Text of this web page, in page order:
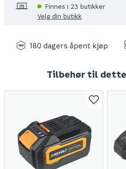
Finnes i 23 butikker
Velg din butikk
180 dagers åpent kjøp
Tilbehør til